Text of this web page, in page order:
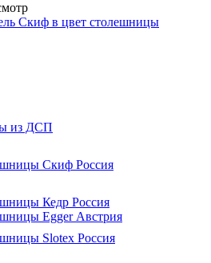
Скиф в цвет столешницы
из ДСП
Скиф Россия
Кедр Россия
Egger Австрия
Slotex Россия